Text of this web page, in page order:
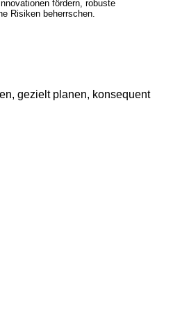
fördern, robuste
Risiken beherrschen.
gezielt planen, konsequent